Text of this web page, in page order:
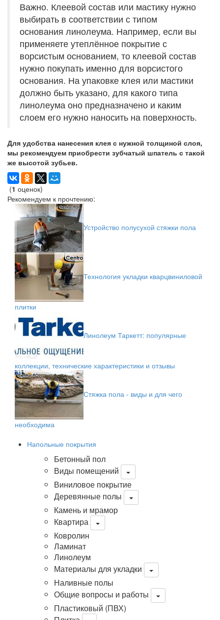
Важно. Клеевой состав или мастику нужно
выбирать в соответствии с типом
основания линолеума. Например, если вы
применяете утеплённое покрытие с
ворсистым основанием, то клеевой состав
нужно покупать именно для ворсистого
основания. На упаковке клея или мастики
должно быть указано, для какого типа
линолеума оно предназначено и каким
слоем его нужно наносить на поверхность.
Для удобства нанесения клея с нужной толщиной слоя,
мы рекомендуем приобрести зубчатый шпатель с такой
же высотой зубьев.
(1 оценок)
Рекомендуем к прочтению:
Устройство полусухой стяжки пола
Технология укладки кварцвиниловой
плитки
Линолеум Таркетт: популярные
коллекции, технические характеристики и отзывы
Стяжка пола - виды и для чего
необходима
Напольные покрытия
Бетонный пол
Виды помещений
Виниловое покрытие
Деревянные полы
Камень и мрамор
Квартира
Ковролин
Ламинат
Линолеум
Материалы для укладки
Наливные полы
Общие вопросы и работы
Пластиковый (ПВХ)